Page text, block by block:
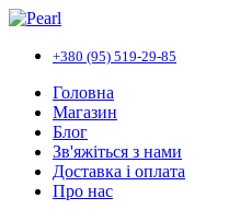
+380 (95) 519-29-85
Головна
Магазин
Блог
Зв'яжіться з нами
Доставка і оплата
Про нас